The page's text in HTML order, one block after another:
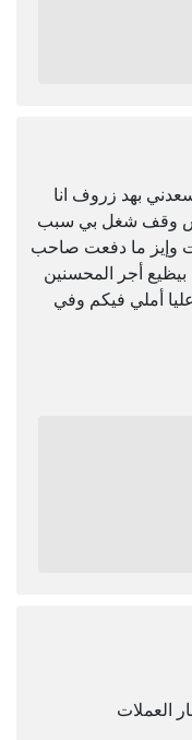
بهد زروف انا
بس وقف شغل بي سبب
وإيز ما دفعت صاحب
بيظيع أجر المحسنين
أملي فيكم وفي
العملات